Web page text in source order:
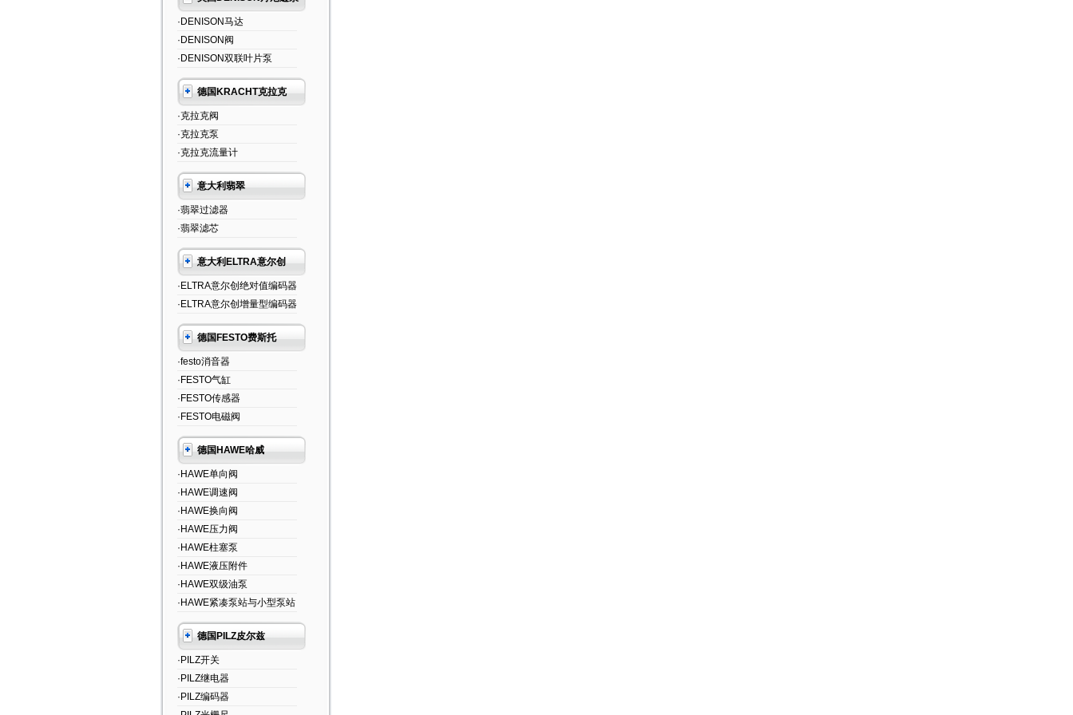
·DENISON马达
·DENISON阀
·DENISON双联叶片泵
德国KRACHT克拉克
·克拉克阀
·克拉克泵
·克拉克流量计
意大利翡翠
·翡翠过滤器
·翡翠滤芯
意大利ELTRA意尔创
·ELTRA意尔创绝对值编码器
·ELTRA意尔创增量型编码器
德国FESTO费斯托
·festo消音器
·FESTO气缸
·FESTO传感器
·FESTO电磁阀
德国HAWE哈威
·HAWE单向阀
·HAWE调速阀
·HAWE换向阀
·HAWE压力阀
·HAWE柱塞泵
·HAWE液压附件
·HAWE双级油泵
·HAWE紧凑泵站与小型泵站
德国PILZ皮尔兹
·PILZ开关
·PILZ继电器
·PILZ编码器